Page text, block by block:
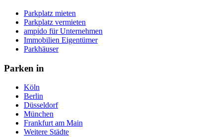
Parkplatz mieten
Parkplatz vermieten
ampido für Unternehmen
Immobilien Eigentümer
Parkhäuser
Parken in
Köln
Berlin
Düsseldorf
München
Frankfurt am Main
Weitere Städte